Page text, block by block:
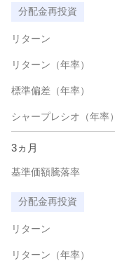
分配金再投資
リターン
リターン（年率）
標準偏差（年率）
シャープレシオ（年率）
3ヵ月
基準価額騰落率
分配金再投資
リターン
リターン（年率）